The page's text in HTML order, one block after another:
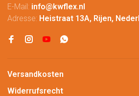
E-Mail: info@kwflex.nl
Adresse: Heistraat 13A, Rijen,
Versandkosten
Widerrufsrecht